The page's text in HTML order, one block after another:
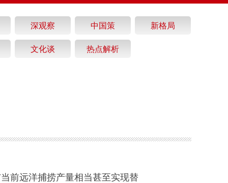
深观察 中国策
新格局
文化谈
热点解析
前远洋捕捞产量相当甚至实现替